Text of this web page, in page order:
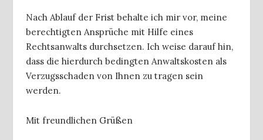
Nach Ablauf der Frist behalte ich mir vor, meine
berechtigten Ansprüche mit Hilfe eines
Rechtsanwalts durchsetzen. Ich weise darauf hin,
dass die hierdurch bedingten Anwaltskosten als
Verzugsschaden von Ihnen zu tragen sein
werden.
Mit freundlichen Grüßen